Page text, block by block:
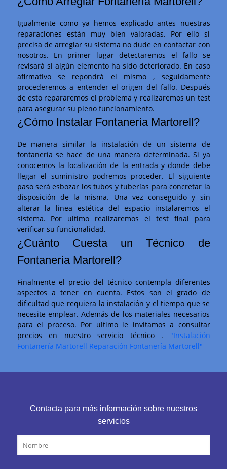
Igualmente como ya hemos explicado antes nuestras
reparaciones están muy bien valoradas. Por ello si
precisa de arreglar su sistema no dude en contactar con
nosotros. En primer lugar detectaremos el fallo se
revisará si algún elemento ha sido deteriorado. En caso
afirmativo se repondrá el mismo , seguidamente
procederemos a entender el origen del fallo. Después
de esto repararemos el problema y realizaremos un test
para asegurar su pleno funcionamiento.
¿Cómo Instalar Fontanería Martorell?
De manera similar la instalación de un sistema de
fontanería se hace de una manera determinada. Si ya
conocemos la localización de la entrada y donde debe
llegar el suministro podremos proceder. El siguiente
paso será esbozar los tubos y tuberías para concretar la
disposición de la misma. Una vez conseguido y sin
alterar la linea estética del espacio instalaremos el
sistema. Por ultimo realizaremos el test final para
verificar su funcionalidad.
¿Cuánto Cuesta un Técnico de
Fontanería Martorell?
Finalmente el precio del técnico contempla diferentes
aspectos a tener en cuenta. Estos son el grado de
dificultad que requiera la instalación y el tiempo que se
necesite emplear. Además de los materiales necesarios
para el proceso. Por ultimo le invitamos a consultar
precios en nuestro servicio técnico . "Instalación
Fontanería Martorell Reparación Fontanería Martorell"
Contacta para más información sobre nuestros
servicios